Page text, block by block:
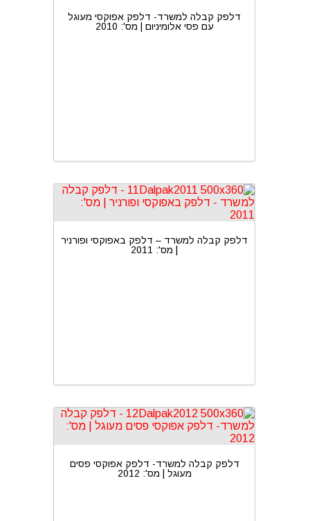
דלפק קבלה למשרד- דלפק אפוקסי מעוגל
עם פסי אלומיניום | מס': 2010
דלפק קבלה למשרד – דלפק באפוקסי ופורניר
| מס': 2011
דלפק קבלה למשרד- דלפק אפוקסי פסים
מעוגל | מס': 2012